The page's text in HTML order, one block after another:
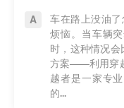
车在路上没油
烦恼。当车辆
时，这种情况
方案——利用穿
越者是一家专
的...